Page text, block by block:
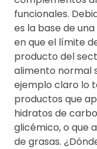
funcionales.
es la base de
en que el límite
producto del
alimento normal
ejemplo claro lo
productos que
hidratos de
glicémico, o que
de grasas.